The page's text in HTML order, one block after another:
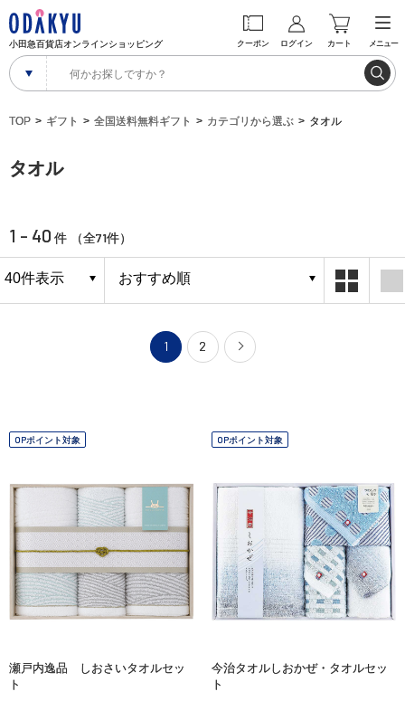
小田急百貨店オンラインショッピング クーポン ログイン カート メニュー
TOP ギフト 全国送料無料ギフト カテゴリから選ぶ タオル
タオル
1 - 40 件 （全71件）
1 2
OPポイント対象
瀬戸内逸品 しおさいタオルセッ
ト
OPポイント対象
今治タオルしおかぜ・タオルセッ
ト